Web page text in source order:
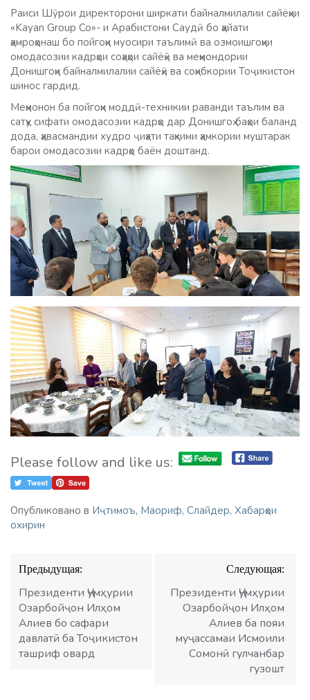
Раиси Шӯрои директорони ширкати байналмилалии сайёҳии
«Kayan Group Co»- и Арабистони Саудӣ бо ҳайати
ҳамроҳонаш бо пойгоҳи муосири таълимӣ ва озмоишгоҳии
омодасозии кадрҳои соҳаҳои сайёҳӣ ва меҳмондории
Донишгоҳи байналмилалии сайёҳӣ ва соҳибкории Тоҷикистон
шинос гардид.
Меҳмонон ба пойгоҳи моддӣ-техникии раванди таълим ва
сатҳу сифати омодасозии кадрҳо дар Донишгоҳ баҳои баланд
дода, ҳавасмандии худро ҷиҳати таҳкими ҳамкории муштарак
барои омодасозии кадрҳо баён доштанд.
Please follow and like us:
Опубликовано в Иҷтимоъ, Маориф, Слайдер, Хабарҳои
охирин
Навигация
по
записям
Предыдущая:
Президенти Ҷумҳурии
Озарбойҷон Илҳом
Алиев бо сафари
давлатӣ ба Тоҷикистон
ташриф овард
Следующая:
Президенти Ҷумҳурии
Озарбойҷон Илҳом
Алиев ба пояи
муҷассамаи Исмоили
Сомонӣ гулчанбар
гузошт